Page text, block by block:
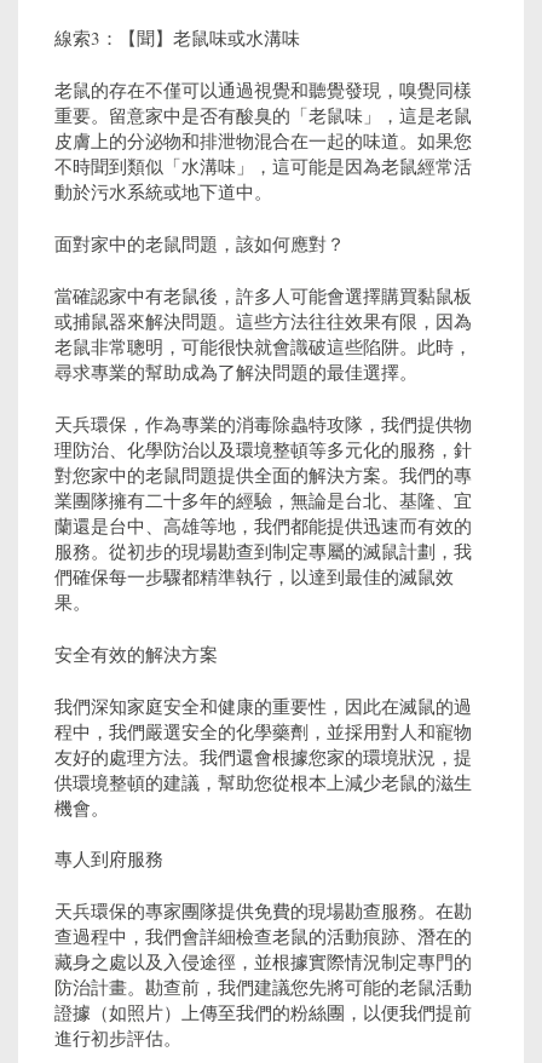
線索3：【聞】老鼠味或水溝味
老鼠的存在不僅可以通過視覺和聽覺發現，嗅覺同樣
重要。留意家中是否有酸臭的「老鼠味」，這是老鼠
皮膚上的分泌物和排泄物混合在一起的味道。如果您
不時聞到類似「水溝味」，這可能是因為老鼠經常活
動於污水系統或地下道中。
面對家中的老鼠問題，該如何應對？
當確認家中有老鼠後，許多人可能會選擇購買黏鼠板
或捕鼠器來解決問題。這些方法往往效果有限，因為
老鼠非常聰明，可能很快就會識破這些陷阱。此時，
尋求專業的幫助成為了解決問題的最佳選擇。
天兵環保，作為專業的消毒除蟲特攻隊，我們提供物
理防治、化學防治以及環境整頓等多元化的服務，針
對您家中的老鼠問題提供全面的解決方案。我們的專
業團隊擁有二十多年的經驗，無論是台北、基隆、宜
蘭還是台中、高雄等地，我們都能提供迅速而有效的
服務。從初步的現場勘查到制定專屬的滅鼠計劃，我
們確保每一步驟都精準執行，以達到最佳的滅鼠效
果。
安全有效的解決方案
我們深知家庭安全和健康的重要性，因此在滅鼠的過
程中，我們嚴選安全的化學藥劑，並採用對人和寵物
友好的處理方法。我們還會根據您家的環境狀況，提
供環境整頓的建議，幫助您從根本上減少老鼠的滋生
機會。
專人到府服務
天兵環保的專家團隊提供免費的現場勘查服務。在勘
查過程中，我們會詳細檢查老鼠的活動痕跡、潛在的
藏身之處以及入侵途徑，並根據實際情況制定專門的
防治計畫。勘查前，我們建議您先將可能的老鼠活動
證據（如照片）上傳至我們的粉絲團，以便我們提前
進行初步評估。